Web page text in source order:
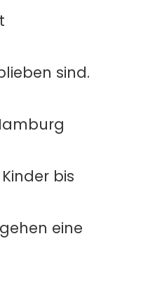
sind.
bis
eine